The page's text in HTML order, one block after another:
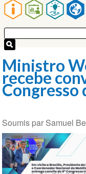
navigation
Ministro
recebe
Congresso
Soumis par Samuel